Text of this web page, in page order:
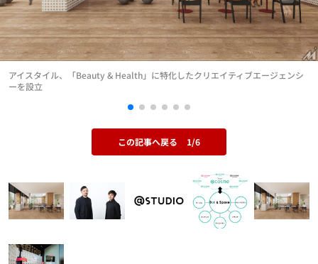
アイスタイル、「Beauty & Health」に特化したクリエイティブエージェンシ
ーを設立
この記事へ戻る 1/6